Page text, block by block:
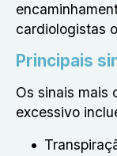
cardiologistas
Principais
Os sinais mais
excessivo